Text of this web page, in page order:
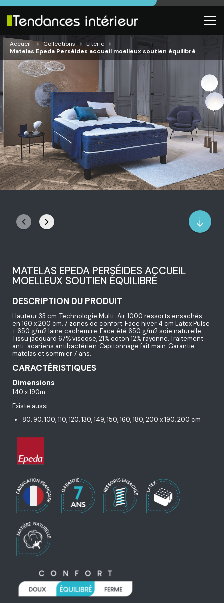
Accueil Collections
Literie
Matelas Epeda Perséides accueil moelleux soutien équilibré
MATELAS EPEDA PERSÉIDES ACCUEIL
MOELLEUX SOUTIEN ÉQUILIBRÉ
DESCRIPTION DU PRODUIT
Hauteur 33 cm. Technologie Multi-Air. 1000 ressorts ensachés
en 160 x 200 cm. 7 zones de confort. Face hiver 4 cm Latex Pulse
+ 650 g/m2 laine cachemire. Face été 650 g/m2 soie naturelle.
Tissu jacquard 67% viscose, 21% coton 12% rayonne. Traitement
anti-acariens antibactérien. Capitonnage fait main. Garantie
matelas et sommier 7 ans.
CARACTÉRISTIQUES
Dimensions
140 x 190m
Existe aussi :
80, 90, 100, 110, 120, 130, 149, 150, 160, 180, 200 x 190, 200 cm